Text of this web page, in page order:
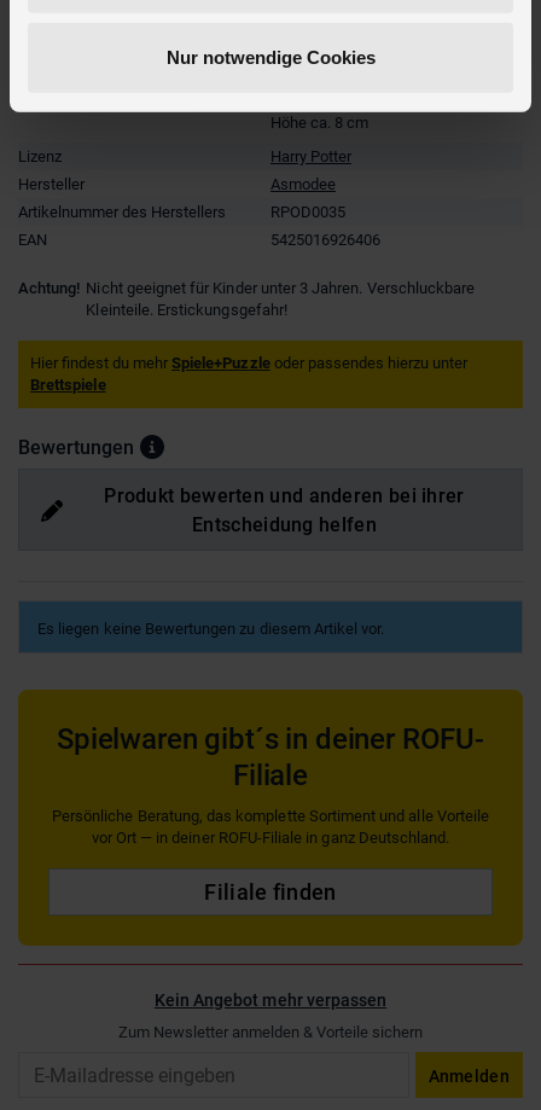
Nur notwendige Cookies
ca. 30 min
Höhe ca. 8 cm
Lizenz
Harry Potter
Hersteller
Asmodee
Artikelnummer des Herstellers
RPOD0035
EAN
5425016926406
Achtung! Nicht geeignet für Kinder unter 3 Jahren. Verschluckbare
Kleinteile. Erstickungsgefahr!
Hier findest du mehr Spiele+Puzzleoder passendes hierzu unter
Brettspiele
Bewertungen
Produkt bewerten und anderen bei ihrer
Entscheidung helfen
Es liegen keine Bewertungen zu diesem Artikel vor.
Spielwaren gibt´s in deiner ROFU-
Filiale
Persönliche Beratung, das komplette Sortiment und alle Vorteile
vor Ort — in deiner ROFU-Filiale in ganz Deutschland.
Filiale finden
Kein Angebot mehr verpassen
Zum Newsletter anmelden & Vorteile sichern
Anmelden